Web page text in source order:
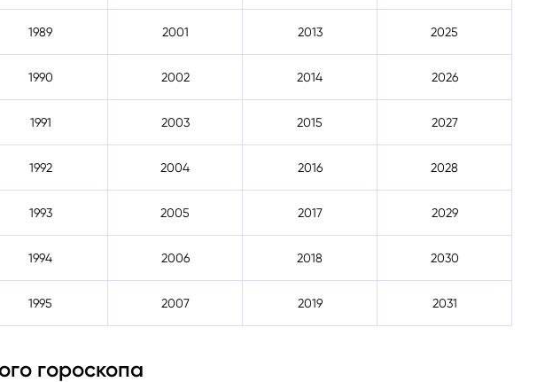
1989 2001 2013 2025
1990 2002 2014 2026
1991 2003 2015 2027
1992 2004 2016 2028
1993 2005 2017 2029
1994 2006 2018 2030
1995 2007 2019 2031
гороскопа